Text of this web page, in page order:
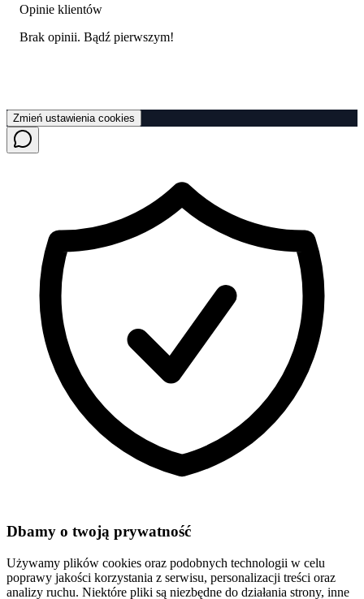
Opinie klientów
Brak opinii. Bądź pierwszym!
Zmień ustawienia cookies
Dbamy o twoją prywatność
Używamy plików cookies oraz podobnych technologii w celu
poprawy jakości korzystania z serwisu, personalizacji treści oraz
analizy ruchu. Niektóre pliki są niezbędne do działania strony, inne